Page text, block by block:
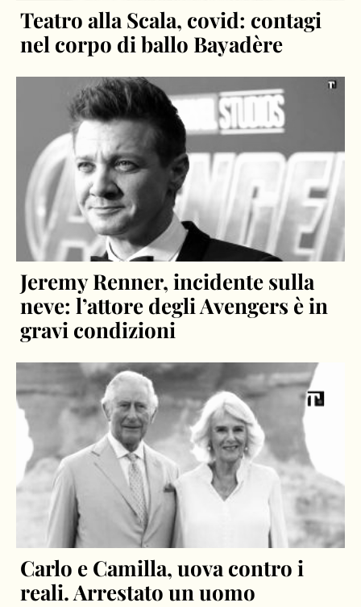
Teatro alla Scala, covid: contagi
nel corpo di ballo Bayadère
Jeremy Renner, incidente sulla
neve: l’attore degli Avengers è in
gravi condizioni
Carlo e Camilla, uova contro i
reali. Arrestato un uomo